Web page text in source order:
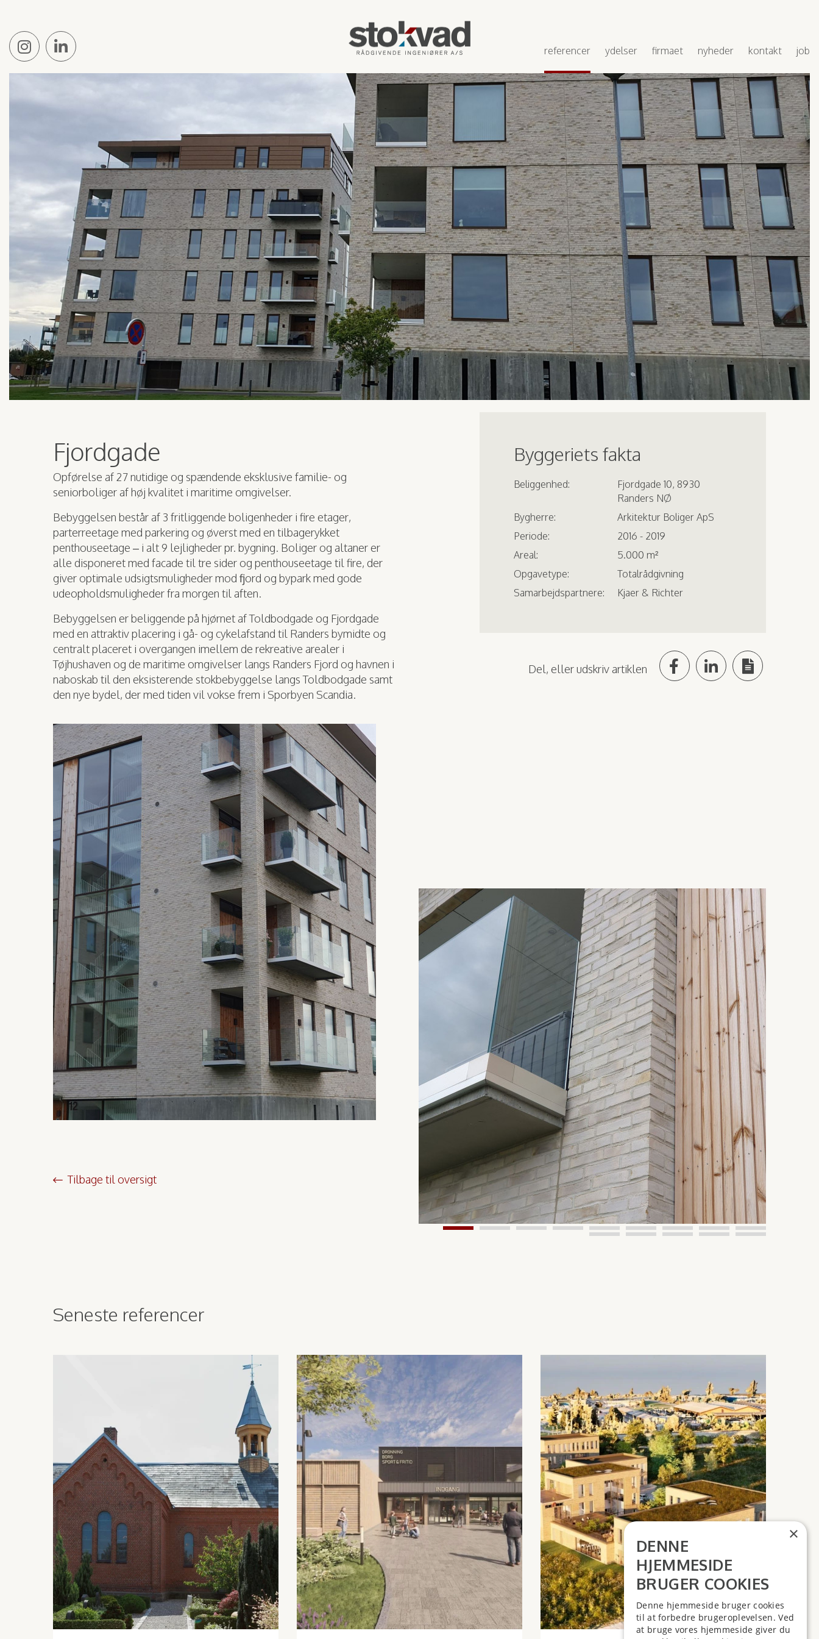
referencer ydelser firmaet nyheder kontakt job
Fjordgade
Opførelse af 27 nutidige og spændende eksklusive familie- og
seniorboliger af høj kvalitet i maritime omgivelser.
Bebyggelsen består af 3 fritliggende boligenheder i fire etager,
parterreetage med parkering og øverst med en tilbagerykket
penthouseetage – i alt 9 lejligheder pr. bygning. Boliger og altaner er
alle disponeret med facade til tre sider og penthouseetage til fire, der
giver optimale udsigtsmuligheder mod fjord og bypark med gode
udeopholdsmuligheder fra morgen til aften.
Bebyggelsen er beliggende på hjørnet af Toldbodgade og Fjordgade
med en attraktiv placering i gå- og cykelafstand til Randers bymidte og
centralt placeret i overgangen imellem de rekreative arealer i
Tøjhushaven og de maritime omgivelser langs Randers Fjord og havnen i
naboskab til den eksisterende stokbebyggelse langs Toldbodgade samt
den nye bydel, der med tiden vil vokse frem i Sporbyen Scandia.
Byggeriets fakta
Beliggenhed:
Fjordgade 10, 8930
Randers NØ
Bygherre:
Arkitektur Boliger ApS
Periode:
2016 - 2019
Areal:
5.000 m²
Opgavetype:
Totalrådgivning
Samarbejdspartnere:
Kjaer & Richter
Del, eller udskriv artiklen
Tilbage til oversigt
Seneste referencer
×
DENNE
HJEMMESIDE
BRUGER COOKIES
Denne hjemmeside bruger cookies
til at forbedre brugeroplevelsen. Ved
at bruge vores hjemmeside giver du